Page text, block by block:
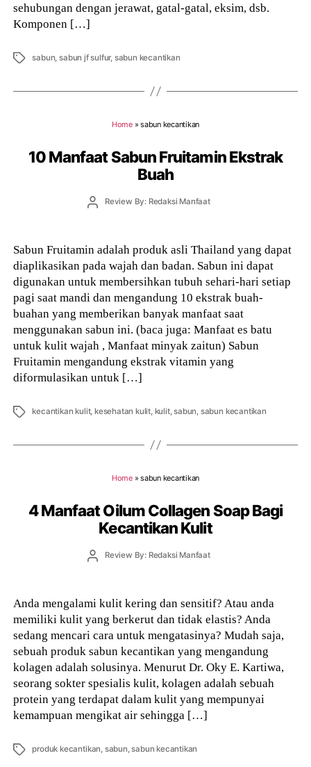
sehubungan dengan jerawat, gatal-gatal, eksim, dsb.
Komponen […]
Tags sabun,sabun jf sulfur, sabun kecantikan
Home»sabun kecantikan
10 Manfaat Sabun Fruitamin Ekstrak
Buah
PostReview By: Redaksi Manfaat
Sabun Fruitamin adalah produk asli Thailand yang dapat
diaplikasikan pada wajah dan badan. Sabun ini dapat
digunakan untuk membersihkan tubuh sehari-hari setiap
pagi saat mandi dan mengandung 10 ekstrak buah-
buahan yang memberikan banyak manfaat saat
menggunakan sabun ini. (baca juga: Manfaat es batu
untuk kulit wajah , Manfaat minyak zaitun) Sabun
Fruitamin mengandung ekstrak vitamin yang
diformulasikan untuk […]
Tags kecantikan kulit, kesehatan kulit, kulit,sabun, sabun kecantikan
Home»sabun kecantikan
4 Manfaat Oilum Collagen Soap Bagi
Kecantikan Kulit
PostReview By: Redaksi Manfaat
Anda mengalami kulit kering dan sensitif? Atau anda
memiliki kulit yang berkerut dan tidak elastis? Anda
sedang mencari cara untuk mengatasinya? Mudah saja,
sebuah produk sabun kecantikan yang mengandung
kolagen adalah solusinya. Menurut Dr. Oky E. Kartiwa,
seorang sokter spesialis kulit, kolagen adalah sebuah
protein yang terdapat dalam kulit yang mempunyai
kemampuan mengikat air sehingga […]
Tags produk kecantikan, sabun,sabun kecantikan